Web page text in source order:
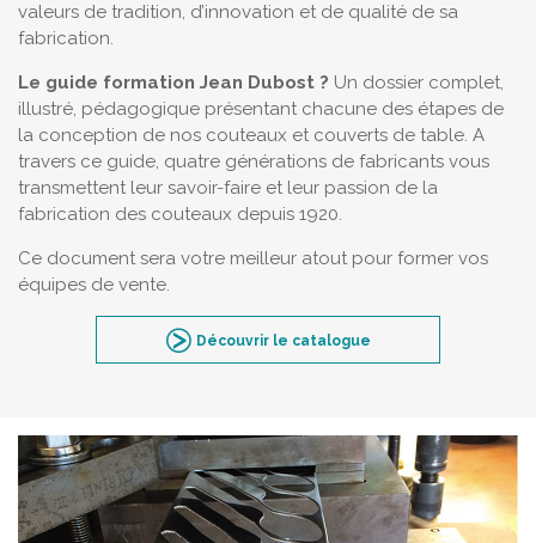
valeurs de tradition, d’innovation et de qualité de sa
fabrication.
Le guide formation Jean Dubost ? Un dossier complet,
illustré, pédagogique présentant chacune des étapes de
la conception de nos couteaux et couverts de table. A
travers ce guide, quatre générations de fabricants vous
transmettent leur savoir-faire et leur passion de la
fabrication des couteaux depuis 1920.
Ce document sera votre meilleur atout pour former vos
équipes de vente.
Découvrir le catalogue